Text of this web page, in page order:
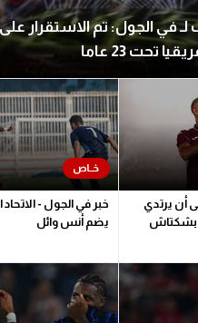
في الجول: تم الاستقرار
تحت 23 عاما
أن يرتدي
بشكتاش
خبر في الجول -
يضم أنس وائل